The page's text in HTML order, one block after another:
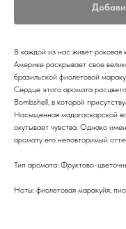
В каждой из нас живет
Америке раскрывает свое
бразильской фиолетовой
Сердце этого аромата
Bombshell, в которой
Насыщенная мадагаскарской
окутывает чувства. Однако
аромату его неповторимый
Тип аромата: Фруктово-
Ноты: фиолетовая маракуйя,